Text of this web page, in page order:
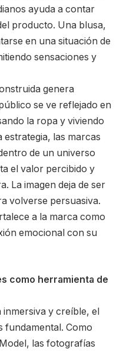
ayuda a contar
producto. Una blusa,
en una situación de
sensaciones y
genera
se ve reflejado en
la ropa y viviendo
estrategia, las marcas
de un universo
el valor percibido y
La imagen deja de ser
volverse persuasiva.
a la marca como
emocional con su
como herramienta de
y creíble, el
fundamental. Como
las fotografías